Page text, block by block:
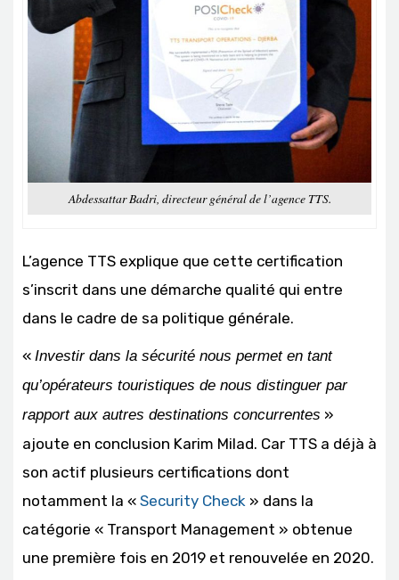
Abdessattar Badri, directeur général de l’agence TTS.
L’agence TTS explique que cette certification
s’inscrit dans une démarche qualité qui entre
dans le cadre de sa politique générale.
« Investir dans la sécurité nous permet en tant
qu’opérateurs touristiques de nous distinguer par
rapport aux autres destinations concurrentes »
ajoute en conclusion Karim Milad. Car TTS a déjà à
son actif plusieurs certifications dont
notamment la « Security Check » dans la
catégorie « Transport Management » obtenue
une première fois en 2019 et renouvelée en 2020.